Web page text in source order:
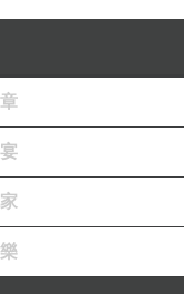
。
願意解放，而不
，看見衣櫃敞